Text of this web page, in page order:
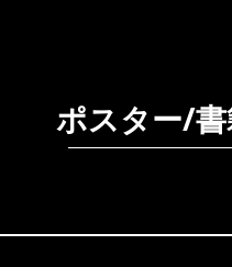
ポスター/